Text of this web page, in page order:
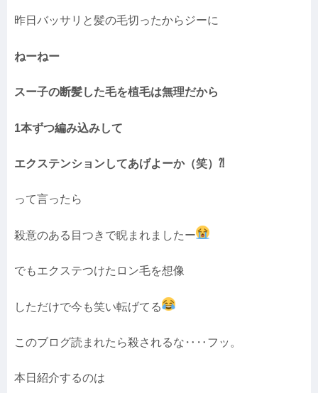
昨日バッサリと髪の毛切ったからジーに
ねーねー
スー子の断髪した毛を植毛は無理だから
1本ずつ編み込みして
エクステンションしてあげよーか（笑）⁈
って言ったら
殺意のある目つきで睨まれましたー
でもエクステつけたロン毛を想像
しただけで今も笑い転げてる
このブログ読まれたら殺されるな‥‥フッ。
本日紹介するのは